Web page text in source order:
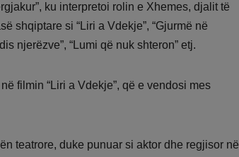
ku interpretoi rolin e Xhemes, djalit të
shqiptare si “Liri a Vdekje”, “Gjurmë në
njerëzve”, “Lumi që nuk shteron” etj.
filmin “Liri a Vdekje”, që e vendosi mes
teatrore, duke punuar si aktor dhe regjisor në